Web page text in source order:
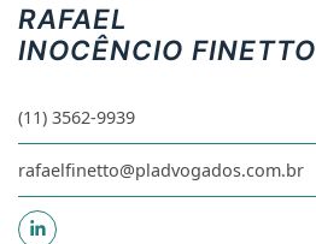
RAFAEL
INOCÊNCIO FINETTO
(11) 3562-9939
rafaelfinetto@pladvogados.com.br